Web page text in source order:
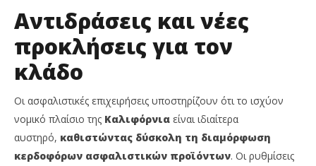
Αντιδράσεις και νέες
προκλήσεις για τον
κλάδο
Οι ασφαλιστικές επιχειρήσεις υποστηρίζουν ότι το ισχύον
νομικό πλαίσιο της Καλιφόρνια είναι ιδιαίτερα
αυστηρό, καθιστώντας δύσκολη τη διαμόρφωση
κερδοφόρων ασφαλιστικών προϊόντων. Οι ρυθμίσεις